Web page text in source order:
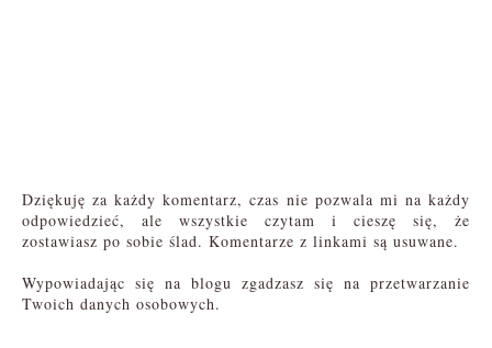
Dziękuję za każdy komentarz, czas nie pozwala mi na każdy
odpowiedzieć, ale wszystkie czytam i cieszę się, że
zostawiasz po sobie ślad. Komentarze z linkami są usuwane.
Wypowiadając się na blogu zgadzasz się na przetwarzanie
Twoich danych osobowych.